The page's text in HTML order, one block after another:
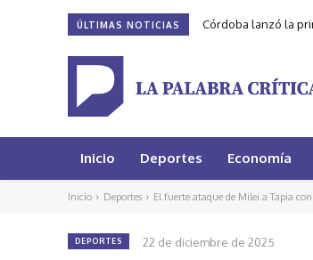
ÚLTIMAS NOTICIAS Córdoba lanzó la
Inicio Deportes Economía
Inicio Deportes El fuerte ataque de Milei a Tapia
DEPORTES 22 de diciembre de 2025